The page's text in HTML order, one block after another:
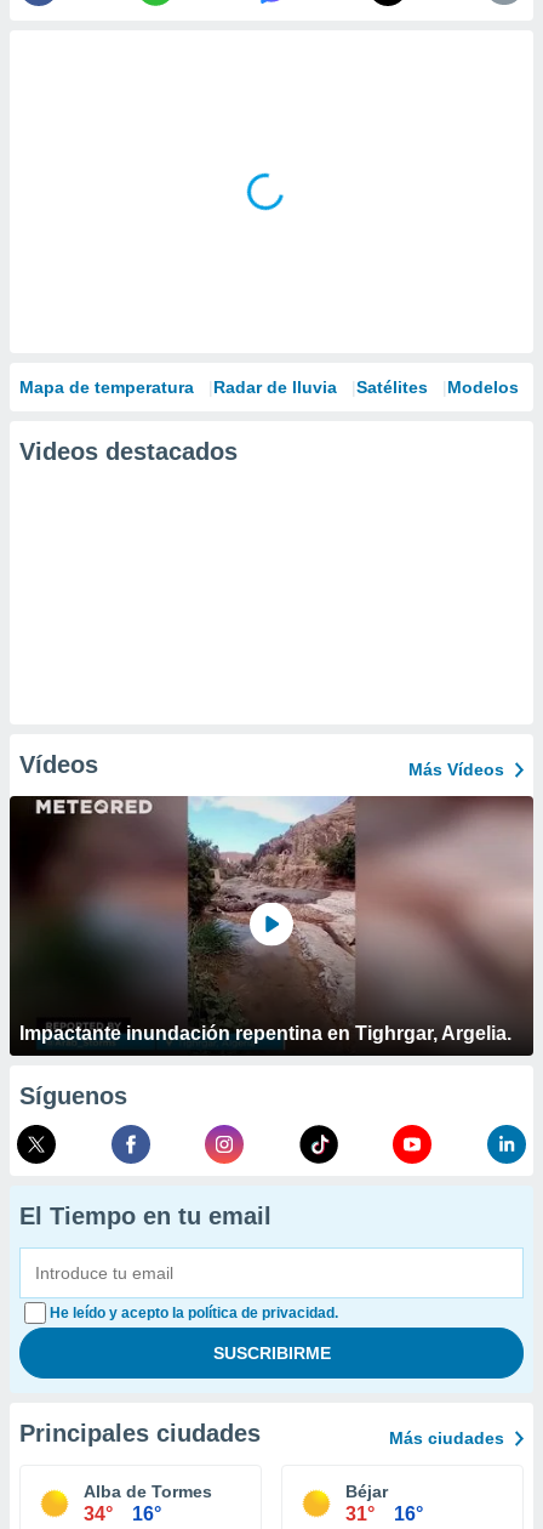
Mapa de temperatura Radar de lluvia Satélites Modelos
Videos destacados
Vídeos Más Vídeos
Impactante inundación repentina en Tighrgar, Argelia.
Síguenos
El Tiempo en tu email
He leído y acepto la política de privacidad.
Principales ciudades Más ciudades
Alba de Tormes
34° 16°
Béjar
31° 16°